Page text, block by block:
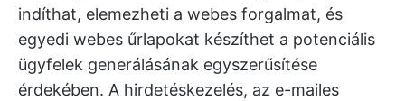
indíthat, elemezheti a webes forgalmat, és
egyedi webes űrlapokat készíthet a potenciális
ügyfelek generálásának egyszerűsítése
érdekében. A hirdetéskezelés, az e-mailes